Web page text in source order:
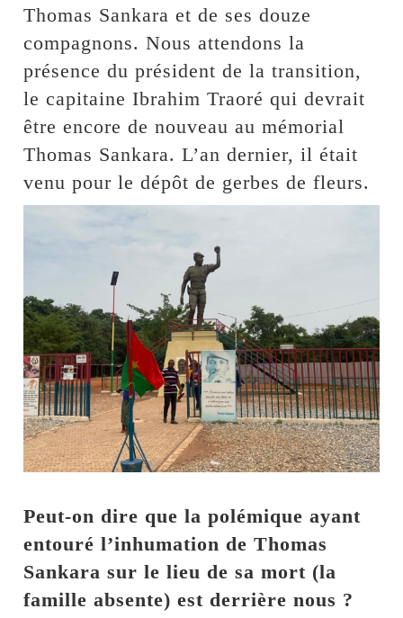
Thomas Sankara et de ses douze
compagnons. Nous attendons la
présence du président de la transition,
le capitaine Ibrahim Traoré qui devrait
être encore de nouveau au mémorial
Thomas Sankara. L’an dernier, il était
venu pour le dépôt de gerbes de fleurs.
Peut-on dire que la polémique ayant
entouré l’inhumation de Thomas
Sankara sur le lieu de sa mort (la
famille absente) est derrière nous ?